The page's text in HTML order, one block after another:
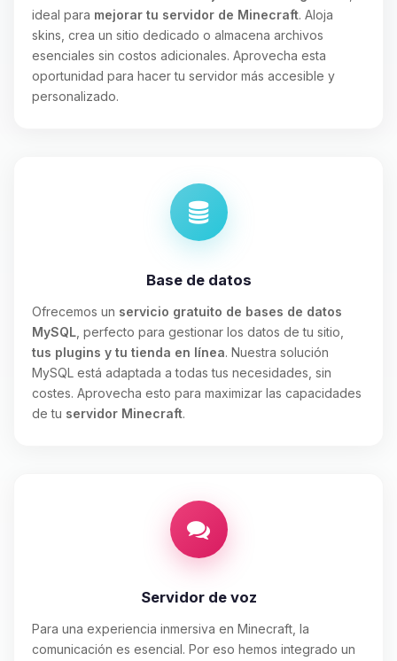
ideal para mejorar tu servidor de Minecraft. Aloja
skins, crea un sitio dedicado o almacena archivos
esenciales sin costos adicionales. Aprovecha esta
oportunidad para hacer tu servidor más accesible y
personalizado.
Base de datos
Ofrecemos un servicio gratuito de bases de datos
MySQL , perfecto para gestionar los datos de tu sitio,
tus plugins y tu tienda en línea. Nuestra solución
MySQL está adaptada a todas tus necesidades, sin
costes. Aprovecha esto para maximizar las capacidades
de tu servidor Minecraft.
Servidor de voz
Para una experiencia inmersiva en Minecraft, la
comunicación es esencial. Por eso hemos integrado un